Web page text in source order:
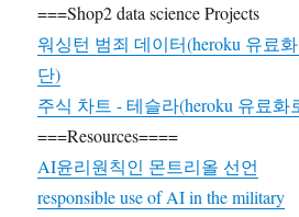
===Shop2 data science Projects
워싱턴 범죄 데이터(heroku 유료
단)
주식 차트 - 테슬라(heroku 유료
===Resources====
AI윤리원칙인 몬트리올 선언
responsible use of AI in the military